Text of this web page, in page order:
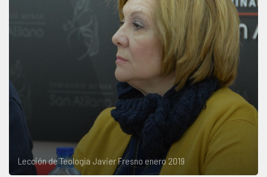
Lección de Teología Javier Fresno enero 2019